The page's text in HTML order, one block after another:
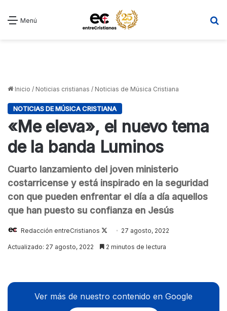
Menú
Inicio / Noticias cristianas / Noticias de Música Cristiana
NOTICIAS DE MÚSICA CRISTIANA
«Me eleva», el nuevo tema
de la banda Luminos
Cuarto lanzamiento del joven ministerio
costarricense y está inspirado en la seguridad
con que pueden enfrentar el día a día aquellos
que han puesto su confianza en Jesús
Redacción entreCristianos
Follow27 agosto, 2022
Actualizado: 27 agosto, 2022 2 minutos de lectura
Ver más de nuestro contenido en Google